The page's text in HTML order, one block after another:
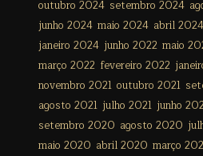
outubro 2024 setembro 2024
junho 2024 maio 2024 abril 2024
janeiro 2024 junho 2022 maio
março 2022 fevereiro 2022
novembro 2021 outubro 2021
agosto 2021 julho 2021 junho
setembro 2020 agosto 2020
maio 2020 abril 2020 março